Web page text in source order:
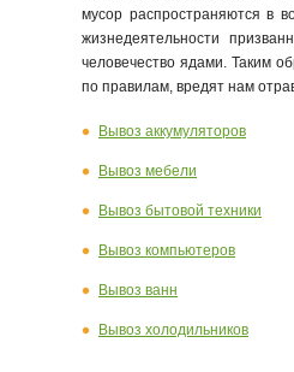
мусор распространяются в
жизнедеятельности
человечество ядами. Таким
по правилам, вредят нам
Вывоз аккумуляторов
Вывоз мебели
Вывоз бытовой техники
Вывоз компьютеров
Вывоз ванн
Вывоз холодильников